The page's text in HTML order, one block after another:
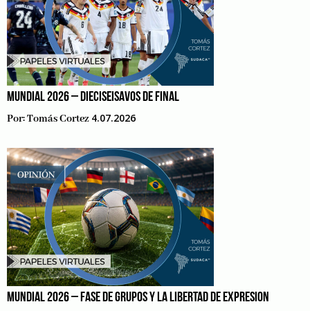
MUNDIAL 2026 – DIECISEISAVOS DE FINAL
Por:Tomás Cortez 4.07.2026
MUNDIAL 2026 – FASE DE GRUPOS Y LA LIBERTAD DE EXPRESION